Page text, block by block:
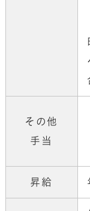
その他
手当
昇給